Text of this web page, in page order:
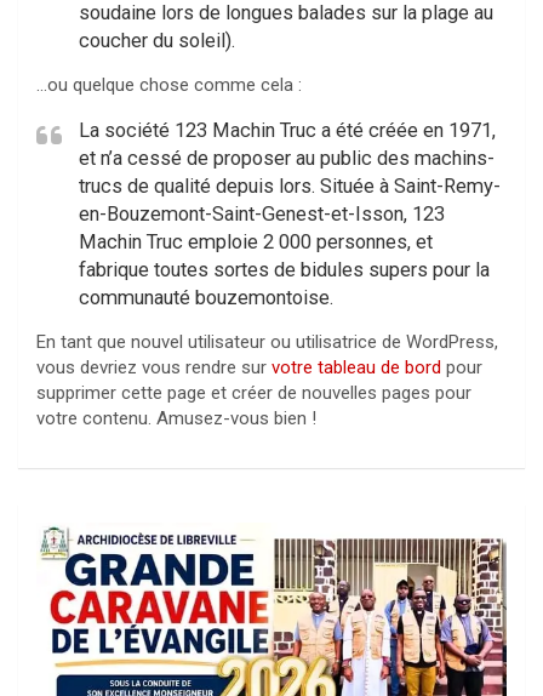
soudaine lors de longues balades sur la plage au
coucher du soleil).
…ou quelque chose comme cela :
La société 123 Machin Truc a été créée en 1971,
et n’a cessé de proposer au public des machins-
trucs de qualité depuis lors. Située à Saint-Remy-
en-Bouzemont-Saint-Genest-et-Isson, 123
Machin Truc emploie 2 000 personnes, et
fabrique toutes sortes de bidules supers pour la
communauté bouzemontoise.
En tant que nouvel utilisateur ou utilisatrice de WordPress,
vous devriez vous rendre sur votre tableau de bord pour
supprimer cette page et créer de nouvelles pages pour
votre contenu. Amusez-vous bien !